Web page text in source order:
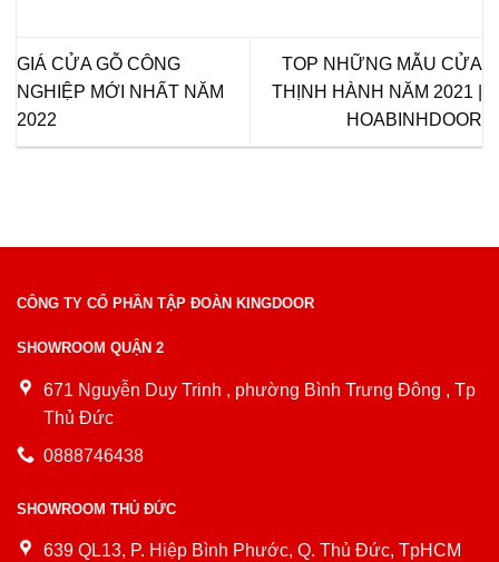
GIÁ CỬA GỖ CÔNG
NGHIỆP MỚI NHẤT NĂM
2022
TOP NHỮNG MẪU CỬA
THỊNH HÀNH NĂM 2021 |
HOABINHDOOR
CÔNG TY CỔ PHẦN TẬP ĐOÀN KINGDOOR
SHOWROOM QUẬN 2
671 Nguyễn Duy Trinh , phường Bình Trưng Đông , Tp
Thủ Đức
0888746438
SHOWROOM THỦ ĐỨC
639 QL13, P. Hiệp Bình Phước, Q. Thủ Đức, TpHCM